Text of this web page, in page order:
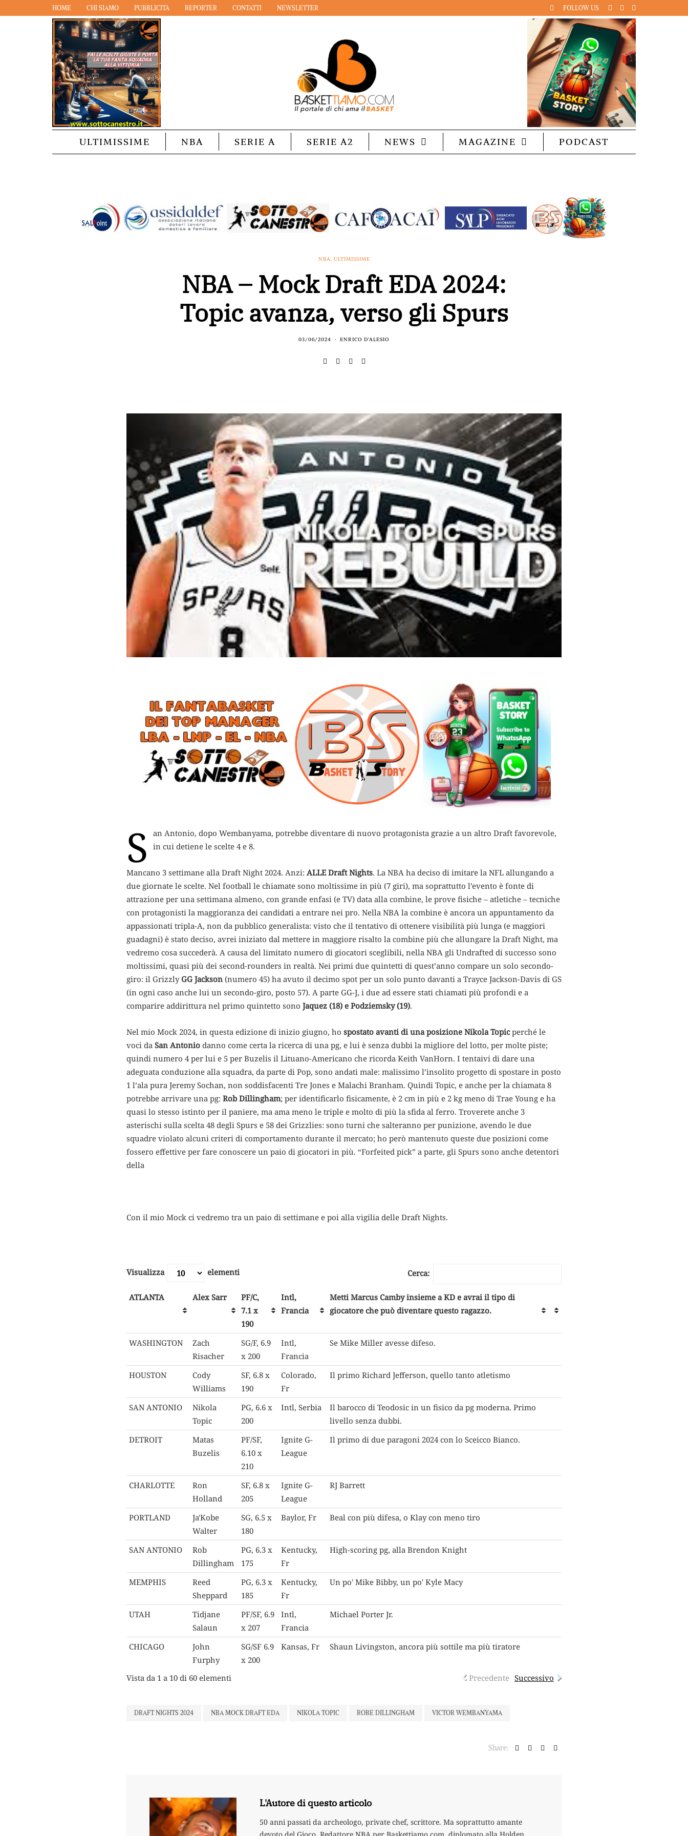
HOME CHI SIAMO PUBBLICITÀ REPORTER CONTATTI NEWSLETTER FOLLOW US
ULTIMISSIME NBA SERIE A SERIE A2 NEWS MAGAZINE PODCAST
NBA, ULTIMISSIME
NBA – Mock Draft EDA 2024:
Topic avanza, verso gli Spurs
03/06/2024 ENRICO D'ALESIO
S
an Antonio, dopo Wembanyama, potrebbe diventare di nuovo protagonista grazie a un altro Draft favorevole,
in cui detiene le scelte 4 e 8.
Mancano 3 settimane alla Draft Night 2024. Anzi: ALLE Draft Nights. La NBA ha deciso di imitare la NFL allungando a
due giornate le scelte. Nel football le chiamate sono moltissime in più (7 giri), ma soprattutto l’evento è fonte di
attrazione per una settimana almeno, con grande enfasi (e TV) data alla combine, le prove fisiche – atletiche – tecniche
con protagonisti la maggioranza dei candidati a entrare nei pro. Nella NBA la combine è ancora un appuntamento da
appassionati tripla-A, non da pubblico generalista: visto che il tentativo di ottenere visibilità più lunga (e maggiori
guadagni) è stato deciso, avrei iniziato dal mettere in maggiore risalto la combine più che allungare la Draft Night, ma
vedremo cosa succederà. A causa del limitato numero di giocatori sceglibili, nella NBA gli Undrafted di successo sono
moltissimi, quasi più dei second-rounders in realtà. Nei primi due quintetti di quest’anno compare un solo secondo-
giro: il GrizzlyGG Jackson (numero 45) ha avuto il decimo spot per un solo punto davanti a Trayce Jackson-Davis di GS
(in ogni caso anche lui un secondo-giro, posto 57). A parte GG-J, i due ad essere stati chiamati più profondi e a
comparire addirittura nel primo quintetto sono Jaquez (18) e Podziemsky (19).
Nel mio Mock 2024, in questa edizione di inizio giugno, ho spostato avanti di una posizione Nikola Topicperché le
voci da San Antonio danno come certa la ricerca di una pg, e lui è senza dubbi la migliore del lotto, per molte piste;
quindi numero 4 per lui e 5 per Buzelis il Lituano-Americano che ricorda Keith VanHorn. I tentaivi di dare una
adeguata conduzione alla squadra, da parte di Pop, sono andati male: malissimo l’insolito progetto di spostare in posto
1 l’ala pura Jeremy Sochan, non soddisfacenti Tre Jones e Malachi Branham. Quindi Topic, e anche per la chiamata 8
potrebbe arrivare una pg: Rob Dillingham; per identificarlo fisicamente, è 2 cm in più e 2 kg meno di Trae Young e ha
quasi lo stesso istinto per il paniere, ma ama meno le triple e molto di più la sfida al ferro. Troverete anche 3
asterischi sulla scelta 48 degli Spurs e 58 dei Grizzlies: sono turni che salteranno per punizione, avendo le due
squadre violato alcuni criteri di comportamento durante il mercato; ho però mantenuto queste due posizioni come
fossero effettive per fare conoscere un paio di giocatori in più. “Forfeited pick” a parte, gli Spurs sono anche detentori
della
Con il mio Mock ci vedremo tra un paio di settimane e poi alla vigilia delle Draft Nights.
Visualizza elementi Cerca:
ATLANTA Alex Sarr
PF/C,
7.1 x
190
Intl,
Francia
Metti Marcus Camby insieme a KD e avrai il tipo di
giocatore che può diventare questo ragazzo.
WASHINGTON
Zach
Risacher
SG/F, 6.9
x 200
Intl,
Francia
Se Mike Miller avesse difeso.
HOUSTON
Cody
Williams
SF, 6.8 x
190
Colorado,
Fr
Il primo Richard Jefferson, quello tanto atletismo
SAN ANTONIO
Nikola
Topic
PG, 6.6 x
200
Intl, Serbia
Il barocco di Teodosic in un fisico da pg moderna. Primo
livello senza dubbi.
DETROIT
Matas
Buzelis
PF/SF,
6.10 x
210
Ignite G-
League
Il primo di due paragoni 2024 con lo Sceicco Bianco.
CHARLOTTE
Ron
Holland
SF, 6.8 x
205
Ignite G-
League
RJ Barrett
PORTLAND
Ja'Kobe
Walter
SG, 6.5 x
180
Baylor, Fr Beal con più difesa, o Klay con meno tiro
SAN ANTONIO
Rob
Dillingham
PG, 6.3 x
175
Kentucky,
Fr
High-scoring pg, alla Brendon Knight
MEMPHIS
Reed
Sheppard
PG, 6.3 x
185
Kentucky,
Fr
Un po' Mike Bibby, un po' Kyle Macy
UTAH
Tidjane
Salaun
PF/SF, 6.9
x 207
Intl,
Francia
Michael Porter Jr.
CHICAGO
John
Furphy
SG/SF 6.9
x 200
Kansas, Fr Shaun Livingston, ancora più sottile ma più tiratore
Vista da 1 a 10 di 60 elementi Precedente Successivo
DRAFT NIGHTS 2024 NBA MOCK DRAFT EDA NIKOLA TOPIC ROBE DILLINGHAM VICTOR WEMBANYAMA
Share:
L'Autore di questo articolo
50 anni passati da archeologo, private chef, scrittore. Ma soprattutto amante